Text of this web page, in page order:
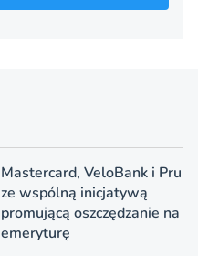
Mastercard, VeloBank i Pru
ze wspólną inicjatywą
promującą oszczędzanie na
emeryturę